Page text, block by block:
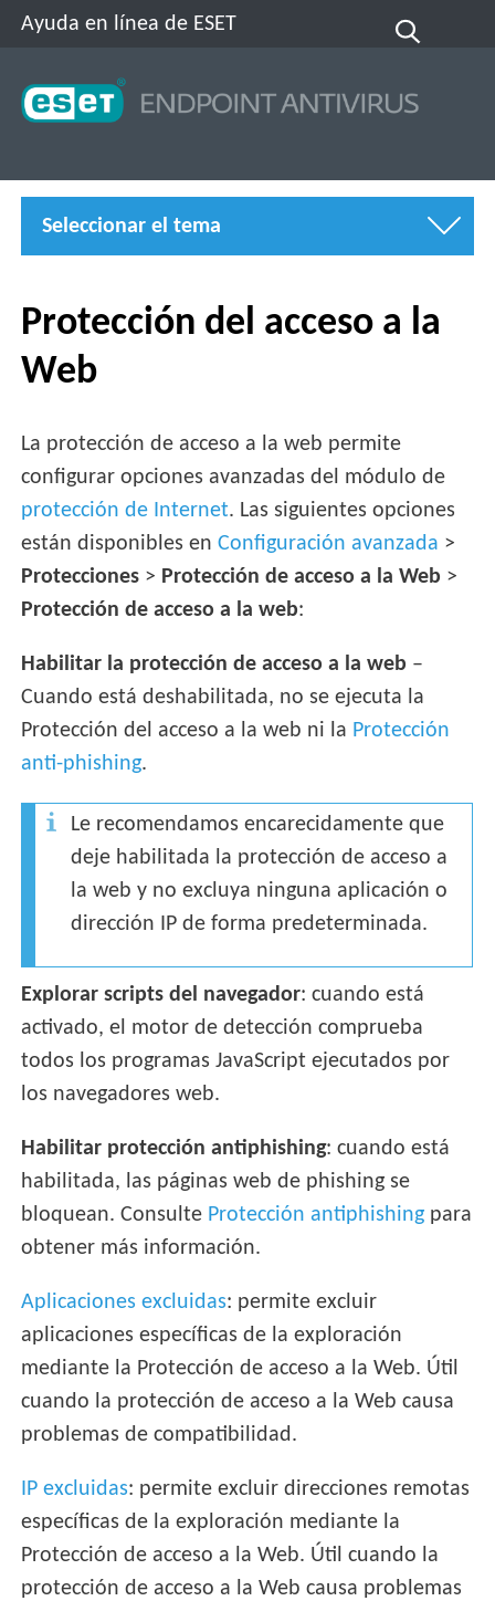
Ayuda en línea de ESET
Seleccionar el tema
Protección del acceso a la
Web
La protección de acceso a la web permite
configurar opciones avanzadas del módulo de
protección de Internet. Las siguientes opciones
están disponibles enConfiguración avanzada >
Protecciones > Protección de acceso a la Web >
Protección de acceso a la web:
Habilitar la protección de acceso a la web –
Cuando está deshabilitada, no se ejecuta la
Protección del acceso a la web ni la Protección
anti-phishing.
Le recomendamos encarecidamente que
deje habilitada la protección de acceso a
la web y no excluya ninguna aplicación o
dirección IP de forma predeterminada.
Explorar scripts del navegador: cuando está
activado, el motor de detección comprueba
todos los programas JavaScript ejecutados por
los navegadores web.
Habilitar protección antiphishing: cuando está
habilitada, las páginas web de phishing se
bloquean. Consulte Protección antiphishing para
obtener más información.
Aplicaciones excluidas: permite excluir
aplicaciones específicas de la exploración
mediante la Protección de acceso a la Web. Útil
cuando la protección de acceso a la Web causa
problemas de compatibilidad.
IP excluidas: permite excluir direcciones remotas
específicas de la exploración mediante la
Protección de acceso a la Web. Útil cuando la
protección de acceso a la Web causa problemas